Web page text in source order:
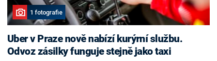
1 fotografie
Uber v Praze nově nabízí kurýrní službu.
Odvoz zásilky funguje stejně jako taxi